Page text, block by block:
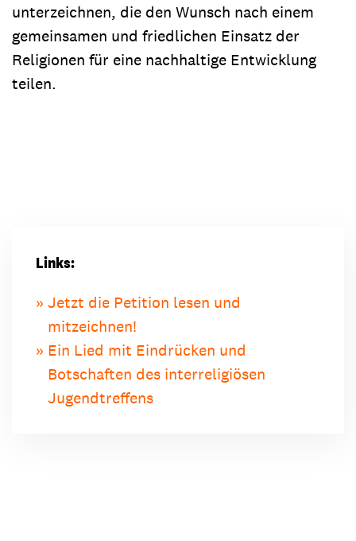
unterzeichnen, die den Wunsch nach einem
gemeinsamen und friedlichen Einsatz der
Religionen für eine nachhaltige Entwicklung
teilen.
Links:
Jetzt die Petition lesen und
mitzeichnen!
Ein Lied mit Eindrücken und
Botschaften des interreligiösen
Jugendtreffens